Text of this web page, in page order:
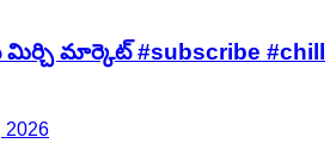
మిర్చి మార్కెట్ #subscribe #chill
2026